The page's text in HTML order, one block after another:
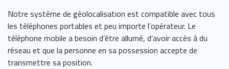
Notre système de géolocalisation est compatible avec tous
les téléphones portables et peu importe l’opérateur. Le
téléphone mobile a besoin d’être allumé, d’avoir accès à du
réseau et que la personne en sa possession accepte de
transmettre sa position.